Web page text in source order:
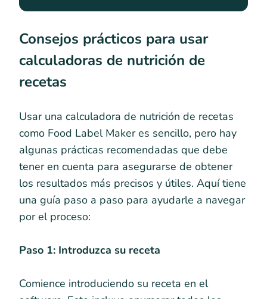
Consejos prácticos para usar
calculadoras de nutrición de
recetas
Usar una calculadora de nutrición de recetas
como Food Label Maker es sencillo, pero hay
algunas prácticas recomendadas que debe
tener en cuenta para asegurarse de obtener
los resultados más precisos y útiles. Aquí tiene
una guía paso a paso para ayudarle a navegar
por el proceso:
Paso 1: Introduzca su receta
Comience introduciendo su receta en el